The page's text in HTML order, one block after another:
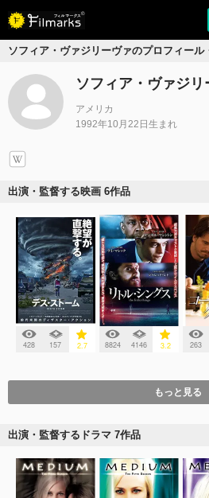
ソフィア・ヴァジリーヴァのプロフィール
ソフィア・ヴァジリ
アメリカ
1992年10月22日生まれ
出演・監督する映画 6作品
428 157 2.7 8824 4146 3.2 263
もっと見る
出演・監督するドラマ 7作品